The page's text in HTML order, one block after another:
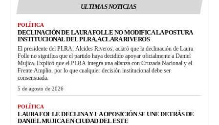
ULTIMAS NOTICIAS
POLÍTICA
DECLINACIÓN DE LAURA FOLLE NO MODIFICA LA POSTURA
INSTITUCIONAL DEL PLRA, ACLARA RIVEROS
El presidente del PLRA, Alcides Riveros, aclaró que la declinación de Laura
Folle no significa que el partido haya decidido apoyar oficialmente a Daniel
Mujica. Explicó que el PLRA integra una alianza con Cruzada Nacional y el
Frente Amplio, por lo que cualquier decisión institucional debe ser
consensuada.
5 de agosto de 2026
POLÍTICA
LAURA FOLLE DECLINA Y LA OPOSICIÓN SE UNE DETRÁS DE
DANIEL MUJICA EN CIUDAD DEL ESTE